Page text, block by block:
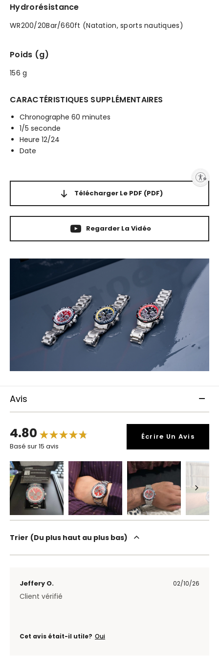
Hydrorésistance
WR200/20Bar/660ft (Natation, sports nautiques)
Poids (g)
156 g
CARACTÉRISTIQUES SUPPLÉMENTAIRES
Chronographe 60 minutes
1/5 seconde
Heure 12/24
Date
Télécharger Le PDF (PDF)
Regarder La Vidéo
Avis
4.80
Basé sur 15 avis
Écrire Un Avis
Trier Du plus haut au plus bas
Jeffery O. 02/10/26
Client vérifié
Cet avis était-il utile? Oui